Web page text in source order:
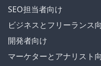
SEO担当者向け
ビジネスとフリーランス
開発者向け
マーケターとアナリスト